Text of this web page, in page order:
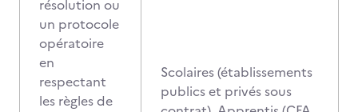
résolution ou
un protocole
opératoire
en
respectant
les règles de
Scolaires (établissements
publics et privés sous